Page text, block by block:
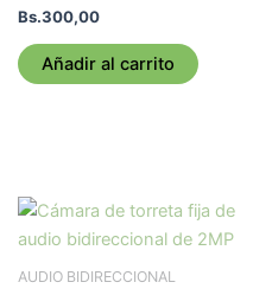
Bs.300,00
Añadir al carrito
AUDIO BIDIRECCIONAL